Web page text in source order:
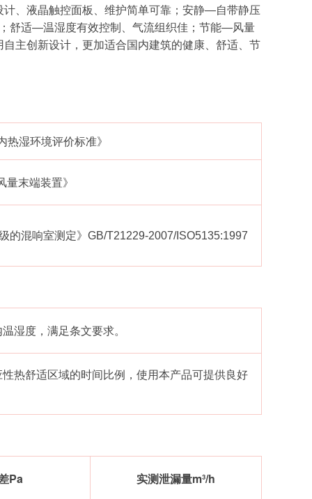
、液晶触控面板、维护简单可靠；安静—自带静压
舒适—温湿度有效控制、气流组织佳；节能—风量
主创新设计，更加适合国内建筑的健康、舒适、节
湿环境评价标准》
末端装置》
的混响室测定》GB/T21229-2007/ISO5135:1997
湿度，满足条文要求。
热舒适区域的时间比例，使用本产品可提供良好
Pa 实测泄漏量m³/h